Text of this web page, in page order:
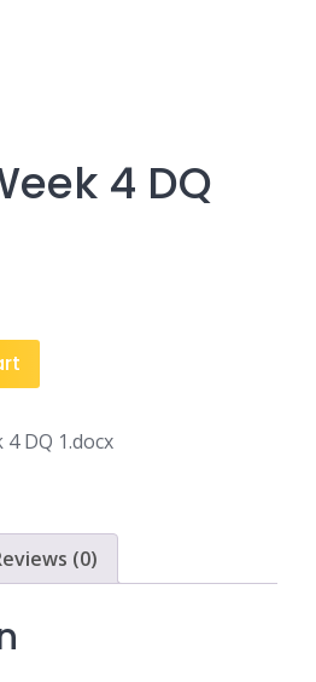
4 DQ
4 DQ 1.docx
(0)